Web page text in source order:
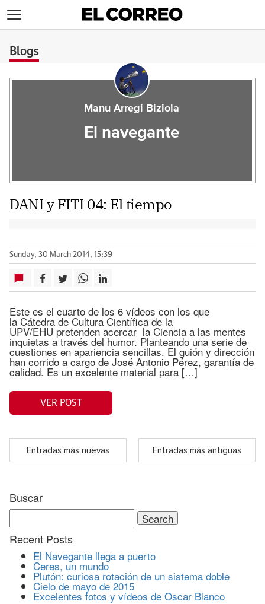
Blogs
Manu Arregi Biziola
El navegante
DANI y FITI 04: El tiempo
Sunday, 30 March 2014, 15:39
Este es el cuarto de los 6 vídeos con los que
la Cátedra de Cultura Científica de la
UPV/EHU pretenden acercar la Ciencia a las mentes
inquietas a través del humor. Planteando una serie de
cuestiones en apariencia sencillas. El guión y dirección
han corrido a cargo de José Antonio Pérez, garantía de
calidad. Es un excelente material para […]
VER POST
Entradas más nuevas Entradas más antiguas
Buscar
Search
for:
Recent Posts
El Navegante llega a puerto
Ceres, un mundo
Plutón: curiosa rotación de un sistema doble
Cielo de mayo de 2015
Excelentes fotos y vídeos de Oscar Blanco